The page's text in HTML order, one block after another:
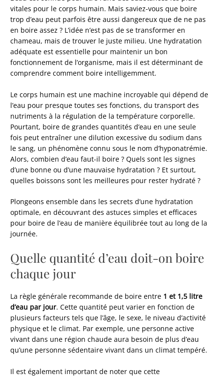
vitales pour le corps humain. Mais saviez-vous que boire
trop d’eau peut parfois être aussi dangereux que de ne pas
en boire assez ? L’idée n’est pas de se transformer en
chameau, mais de trouver le juste milieu. Une hydratation
adéquate est essentielle pour maintenir un bon
fonctionnement de l’organisme, mais il est déterminant de
comprendre comment boire intelligemment.
Le corps humain est une machine incroyable qui dépend de
l’eau pour presque toutes ses fonctions, du transport des
nutriments à la régulation de la température corporelle.
Pourtant, boire de grandes quantités d’eau en une seule
fois peut entraîner une dilution excessive du sodium dans
le sang, un phénomène connu sous le nom d’hyponatrémie.
Alors, combien d’eau faut-il boire ? Quels sont les signes
d’une bonne ou d’une mauvaise hydratation ? Et surtout,
quelles boissons sont les meilleures pour rester hydraté ?
Plongeons ensemble dans les secrets d’une hydratation
optimale, en découvrant des astuces simples et efficaces
pour boire de l’eau de manière équilibrée tout au long de la
journée.
Quelle quantité d’eau doit-on boire
chaque jour
La règle générale recommande de boire entre 1 et 1,5 litre
d’eau par jour. Cette quantité peut varier en fonction de
plusieurs facteurs tels que l’âge, le sexe, le niveau d’activité
physique et le climat. Par exemple, une personne active
vivant dans une région chaude aura besoin de plus d’eau
qu’une personne sédentaire vivant dans un climat tempéré.
Il est également important de noter que cette